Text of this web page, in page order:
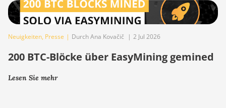
Neuigkeiten, Presse | Durch Ana Kovačič | 2 Jul 2026
200 BTC-Blöcke über EasyMining gemined
Lesen Sie mehr